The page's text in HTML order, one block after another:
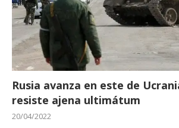
Rusia avanza en este de
resiste ajena ultimátum
20/04/2022